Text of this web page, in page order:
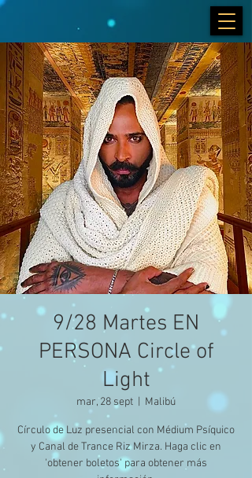
9/28 Martes EN
PERSONA Circle of
Light
mar, 28 sept Malibú
Círculo de Luz presencial con Médium Psíquico
y Canal de Trance Riz Mirza. Haga clic en
'obtener boletos' para obtener más